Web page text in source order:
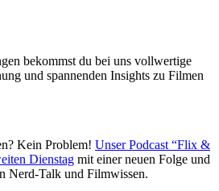
bekommst du bei uns vollwertige
und spannenden Insights zu Filmen
Kein Problem! Unser Podcast “Flix &
Dienstag mit einer neuen Folge und
Nerd-Talk und Filmwissen.